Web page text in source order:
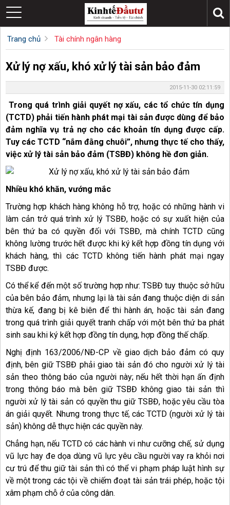
Trang chủ Tài chính ngân hàng
Xử lý nợ xấu, khó xử lý tài sản bảo đảm
2015-11-30 02:11:59
Trong quá trình giải quyết nợ xấu, các tổ chức tín dụng
(TCTD) phải tiến hành phát mại tài sản được dùng để bảo
đảm nghĩa vụ trả nợ cho các khoản tín dụng được cấp.
Tuy các TCTD “nắm đằng chuôi”, nhưng thực tế cho thấy,
việc xử lý tài sản bảo đảm (TSBĐ) không hề đơn giản.
Nhiều khó khăn, vướng mắc
Trường hợp khách hàng không hỗ trợ, hoặc có những hành vi
làm cản trở quá trình xử lý TSBĐ, hoặc có sự xuất hiện của
bên thứ ba có quyền đối với TSBĐ, mà chính TCTD cũng
không lường trước hết được khi ký kết hợp đồng tín dụng với
khách hàng, thì các TCTD không tiến hành phát mại ngay
TSBĐ được.
Có thể kể đến một số trường hợp như: TSBĐ tuy thuộc sở hữu
của bên bảo đảm, nhưng lại là tài sản đang thuộc diện di sản
thừa kế, đang bị kê biên để thi hành án, hoặc tài sản đang
trong quá trình giải quyết tranh chấp với một bên thứ ba phát
sinh sau khi ký kết hợp đồng tín dụng, hợp đồng thế chấp.
Nghị định 163/2006/NĐ-CP về giao dịch bảo đảm có quy
định, bên giữ TSBĐ phải giao tài sản đó cho người xử lý tài
sản theo thông báo của người này; nếu hết thời hạn ấn định
trong thông báo mà bên giữ TSBĐ không giao tài sản thì
người xử lý tài sản có quyền thu giữ TSBĐ, hoặc yêu cầu tòa
án giải quyết. Nhưng trong thực tế, các TCTD (người xử lý tài
sản) không dễ thực hiện các quyền này.
Chẳng hạn, nếu TCTD có các hành vi như cưỡng chế, sử dụng
vũ lực hay đe dọa dùng vũ lực yêu cầu người vay ra khỏi nơi
cư trú để thu giữ tài sản thì có thể vi phạm pháp luật hình sự
về một trong các tội về chiếm đoạt tài sản trái phép, hoặc tội
xâm phạm chỗ ở của công dân.